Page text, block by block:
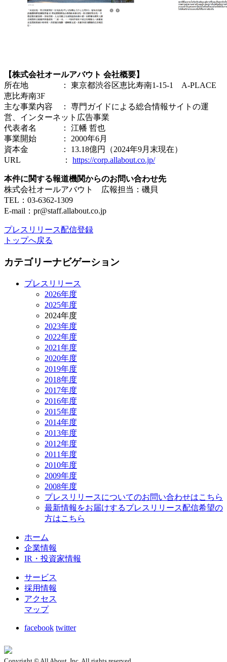
【株式会社オールアバウト 会社概要】
所在地 ： 東京都渋谷区恵比寿南1-15-1 A-PLACE
恵比寿南3F
主な事業内容 ： 専門ガイドによる総合情報サイトの運
営、インターネット広告事業
代表者名 ： 江幡 哲也
事業開始 ： 2000年6月
資本金 ： 13.18億円（2024年9月末現在）
URL ： https://corp.allabout.co.jp/
本件に関する報道機関からのお問い合わせ先
株式会社オールアバウト 広報担当：磯貝
TEL：03-6362-1309
E-mail：pr@staff.allabout.co.jp
プレスリリース配信登録
トップへ戻る
カテゴリーナビゲーション
プレスリリース
2026年度
2025年度
2024年度
2023年度
2022年度
2021年度
2020年度
2019年度
2018年度
2017年度
2016年度
2015年度
2014年度
2013年度
2012年度
2011年度
2010年度
2009年度
2008年度
プレスリリースについてのお問い合わせはこちら
最新情報をお届けするプレスリリース配信希望の
方はこちら
ホーム
企業情報
IR・投資家情報
サービス
採用情報
アクセス
マップ
facebook twitter